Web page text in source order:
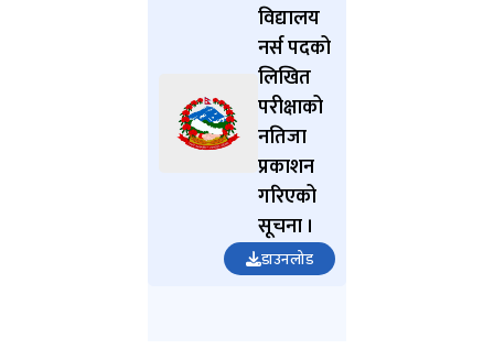
विद्यालय
नर्स पदको
लिखित
परीक्षाको
नतिजा
प्रकाशन
गरिएको
सूचना ।
डाउनलोड